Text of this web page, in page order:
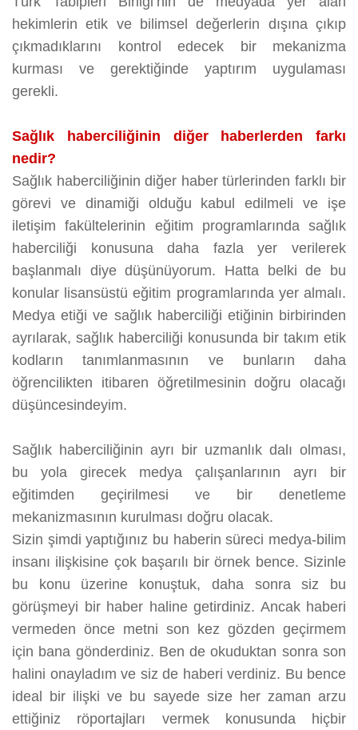
hekimlerin etik ve bilimsel değerlerin dışına çıkıp
çıkmadıklarını kontrol edecek bir mekanizma
kurması ve gerektiğinde yaptırım uygulaması
gerekli.
Sağlık haberciliğinin diğer haberlerden farkı
nedir?
Sağlık haberciliğinin diğer haber türlerinden farklı bir
görevi ve dinamiği olduğu kabul edilmeli ve işe
iletişim fakültelerinin eğitim programlarında sağlık
haberciliği konusuna daha fazla yer verilerek
başlanmalı diye düşünüyorum. Hatta belki de bu
konular lisansüstü eğitim programlarında yer almalı.
Medya etiği ve sağlık haberciliği etiğinin birbirinden
ayrılarak, sağlık haberciliği konusunda bir takım etik
kodların tanımlanmasının ve bunların daha
öğrencilikten itibaren öğretilmesinin doğru olacağı
düşüncesindeyim.
Sağlık haberciliğinin ayrı bir uzmanlık dalı olması,
bu yola girecek medya çalışanlarının ayrı bir
eğitimden geçirilmesi ve bir denetleme
mekanizmasının kurulması doğru olacak.
Sizin şimdi yaptığınız bu haberin süreci medya-bilim
insanı ilişkisine çok başarılı bir örnek bence. Sizinle
bu konu üzerine konuştuk, daha sonra siz bu
görüşmeyi bir haber haline getirdiniz. Ancak haberi
vermeden önce metni son kez gözden geçirmem
için bana gönderdiniz. Ben de okuduktan sonra son
halini onayladım ve siz de haberi verdiniz. Bu bence
ideal bir ilişki ve bu sayede size her zaman arzu
ettiğiniz röportajları vermek konusunda hiçbir